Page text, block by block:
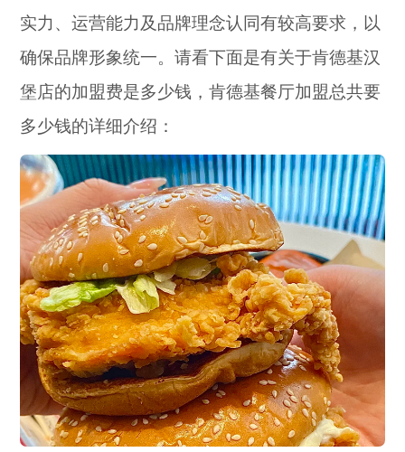
实力、运营能力及品牌理念认同有较高要求，以
确保品牌形象统一。请看下面是有关于肯德基汉
堡店的加盟费是多少钱，肯德基餐厅加盟总共要
多少钱的详细介绍：